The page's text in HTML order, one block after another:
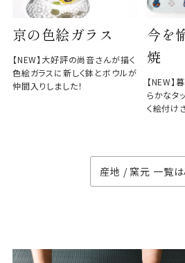
京の色絵ガラス
【NEW】大好評の尚音さんが描く
色絵ガラスに新しく鉢とボウルが
仲間入りしました！
今を
焼
【NEW】
らかなタ
く絵付け
産地 / 窯元 一覧は